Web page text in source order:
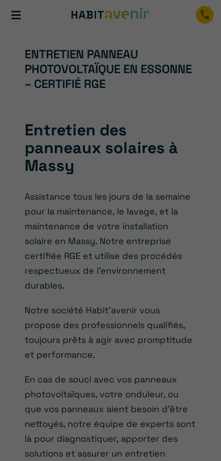
ENTRETIEN PANNEAU
PHOTOVOLTAÏQUE EN ESSONNE
– CERTIFIÉ RGE
Entretien des
panneaux solaires à
Massy
Assistance tous les jours de la semaine
pour la maintenance, le lavage, et la
maintenance de votre installation
solaire en Massy. Notre entreprise
certifiée RGE et utilise des procédés
respectueux de l’environnement
durables.
Notre société Habit’avenir vous
propose des professionnels qualifiés,
toujours prêts à agir avec promptitude
et performance.
En cas de souci avec vos panneaux
photovoltaïques, votre onduleur, ou
que vos panneaux aient besoin d’être
nettoyés, notre équipe de experts sont
là pour diagnostiquer, apporter des
solutions et assurer un entretien